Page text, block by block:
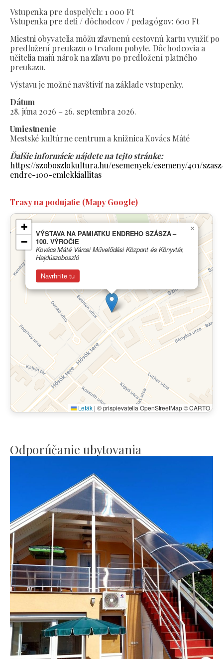
Vstupenka pre dospelých: 1 000 Ft
Vstupenka pre deti / dôchodcov / pedagógov: 600 Ft
Miestni obyvatelia môžu zľavnenú cestovnú kartu využiť po
predložení preukazu o trvalom pobyte. Dôchodcovia a
učitelia majú nárok na zľavu po predložení platného
preukazu.
Výstavu je možné navštíviť na základe vstupenky.
Dátum
28. júna 2026 – 26. septembra 2026.
Umiestnenie
Mestské kultúrne centrum a knižnica Kovács Máté
Ďalšie informácie nájdete na tejto stránke:
https://szoboszlokultura.hu/esemenyek/esemeny/401/
endre-100-emlekkiallitas
Trasy na podujatie (Mapy Google)
VÝSTAVA NA PAMIATKU ENDREHO SZÁSZA –
100. VÝROČIE
Kovács Máté Városi Művelődési Központ és Könyvtár,
Hajdúszoboszló
Navrhnite tu
×
+
−
Leták | © prispievatelia OpenStreetMap © CARTO
Odporúčanie ubytovania